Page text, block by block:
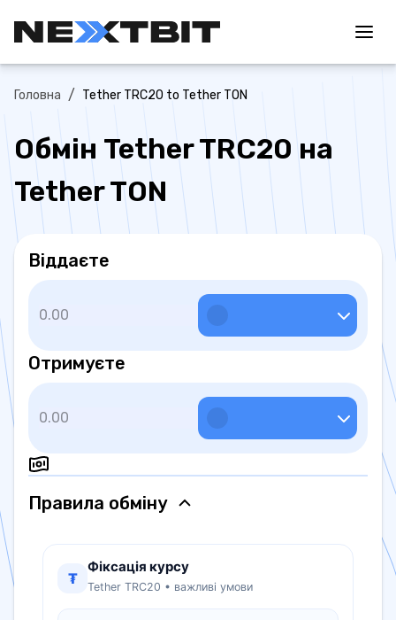
Головна / Tether TRC20 to Tether TON
Обмін Tether TRC20 на
Tether TON
Віддаєте
Отримуєте
Правила обмiну
₮
Фіксація курсу
Tether TRC20 • важливі умови